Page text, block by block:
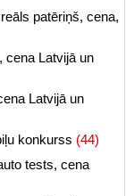
patēriņš, cena,
cena Latvijā un
Latvijā un
konkurss (44)
tests, cena